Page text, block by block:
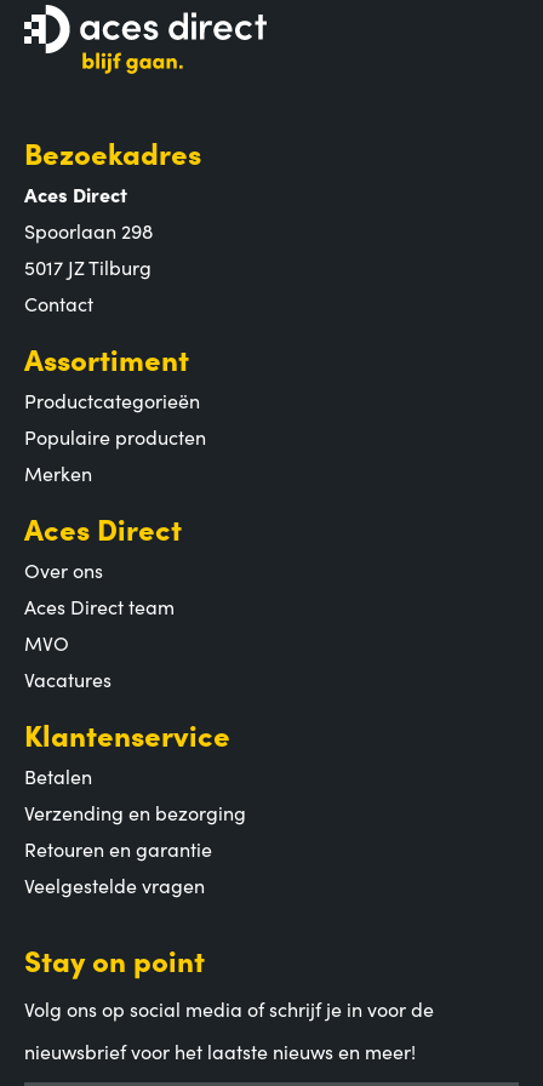
Bezoekadres
Aces Direct
Spoorlaan 298
5017 JZ Tilburg
Contact
Assortiment
Productcategorieën
Populaire producten
Merken
Aces Direct
Over ons
Aces Direct team
MVO
Vacatures
Klantenservice
Betalen
Verzending en bezorging
Retouren en garantie
Veelgestelde vragen
Stay on point
Volg ons op social media of schrijf je in voor de
nieuwsbrief voor het laatste nieuws en meer!